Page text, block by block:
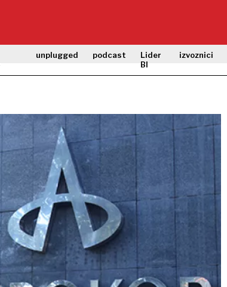
unplugged podcast
Lider
BI
izvoznici